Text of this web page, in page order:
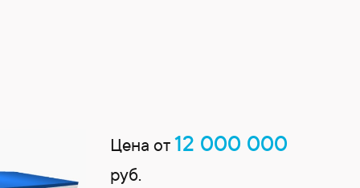
Цена от 12 000 000
руб.